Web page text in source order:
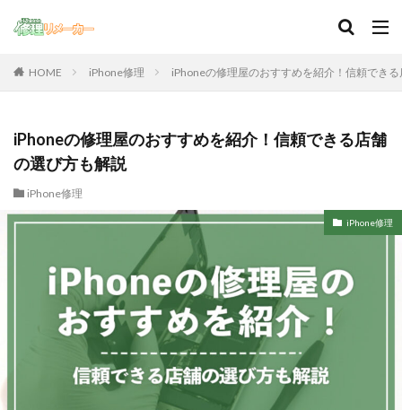
HOME iPhone修理 iPhoneの修理屋のおすすめを紹介！信頼でき
iPhoneの修理屋のおすすめを紹介！信頼できる店舗
の選び方も解説
iPhone修理
iPhone修理